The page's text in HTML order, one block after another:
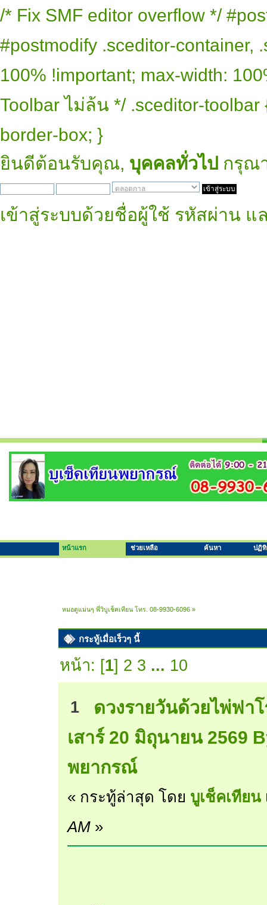
/* Fix SMF editor overflow */
#postmodify .sceditor-container,
100% !important; max-width:
Toolbar ไม่ล้น */ .sceditor-
border-box; }
ยินดีต้อนรับคุณ, บุคคลทั่วไป กรุณ
เข้าสู่ระบบด้วยชื่อผู้ใช้ รหัสผ่าน แ
หน้าแรก ช่วยเหลือ ค้นหา ปฏิ
หมอดูแม่นๆ พี่วิบูเช็คเทียน โทร. 08-9930-6096 »
กระทู้เมื่อเร็วๆ นี้
หน้า: [1] 2 3 ... 10
1
ดวงรายวันด้วยไพ่ฟา
เสาร์ 20 มิถุนายน 2569
พยากรณ์
« กระทู้ล่าสุด โดย บูเช็คเทียน
AM»